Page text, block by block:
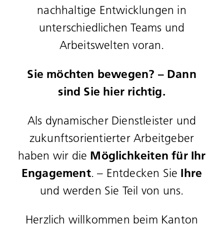
nachhaltige Entwicklungen in
unterschiedlichen Teams und
Arbeitswelten voran.
Sie möchten bewegen? – Dann
sind Sie hier richtig.
Als dynamischer Dienstleister und
zukunftsorientierter Arbeitgeber
haben wir die Möglichkeiten für Ihr
Engagement. – Entdecken Sie Ihre
und werden Sie Teil von uns.
Herzlich willkommen beim Kanton